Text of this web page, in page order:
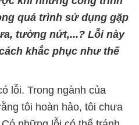
quá trình sử dụng gặp
tường nứt,...? Lỗi này
khắc phục như thế
lỗi. Trong ngành của
tôi hoàn hảo, tôi chưa